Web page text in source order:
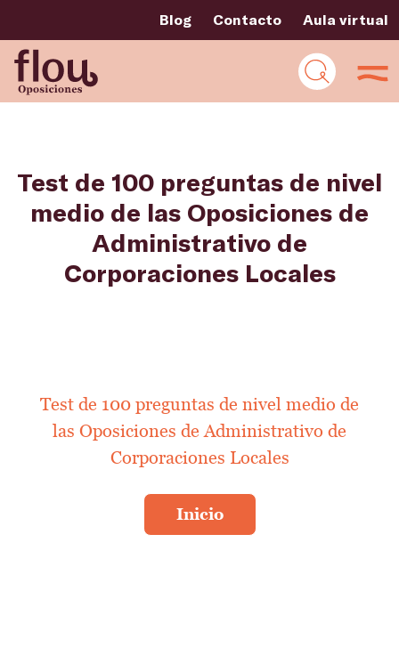
Blog Contacto Aula virtual
Test de 100 preguntas de nivel
medio de las Oposiciones de
Administrativo de
Corporaciones Locales
Test de 100 preguntas de nivel medio de
las Oposiciones de Administrativo de
Corporaciones Locales